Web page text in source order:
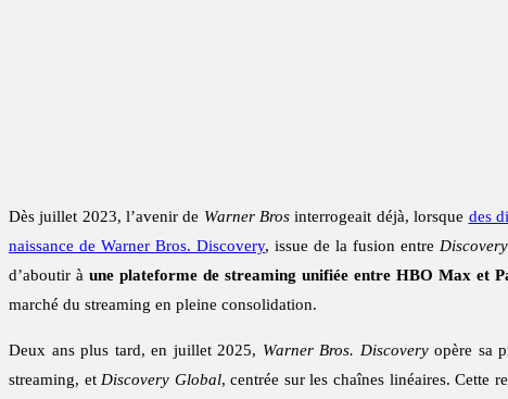
Dès juillet 2023, l’avenir de Warner Bros interrogeait déjà, lorsque des
naissance de Warner Bros. Discovery, issue de la fusion entre
d’aboutir àune plateforme de streaming unifiée entre HBO Max et
marché du streaming en pleine consolidation.
Deux ans plus tard, en juillet 2025, Warner Bros. Discoveryopère sa
streaming, etDiscovery Global, centrée sur les chaînes linéaires. Cette